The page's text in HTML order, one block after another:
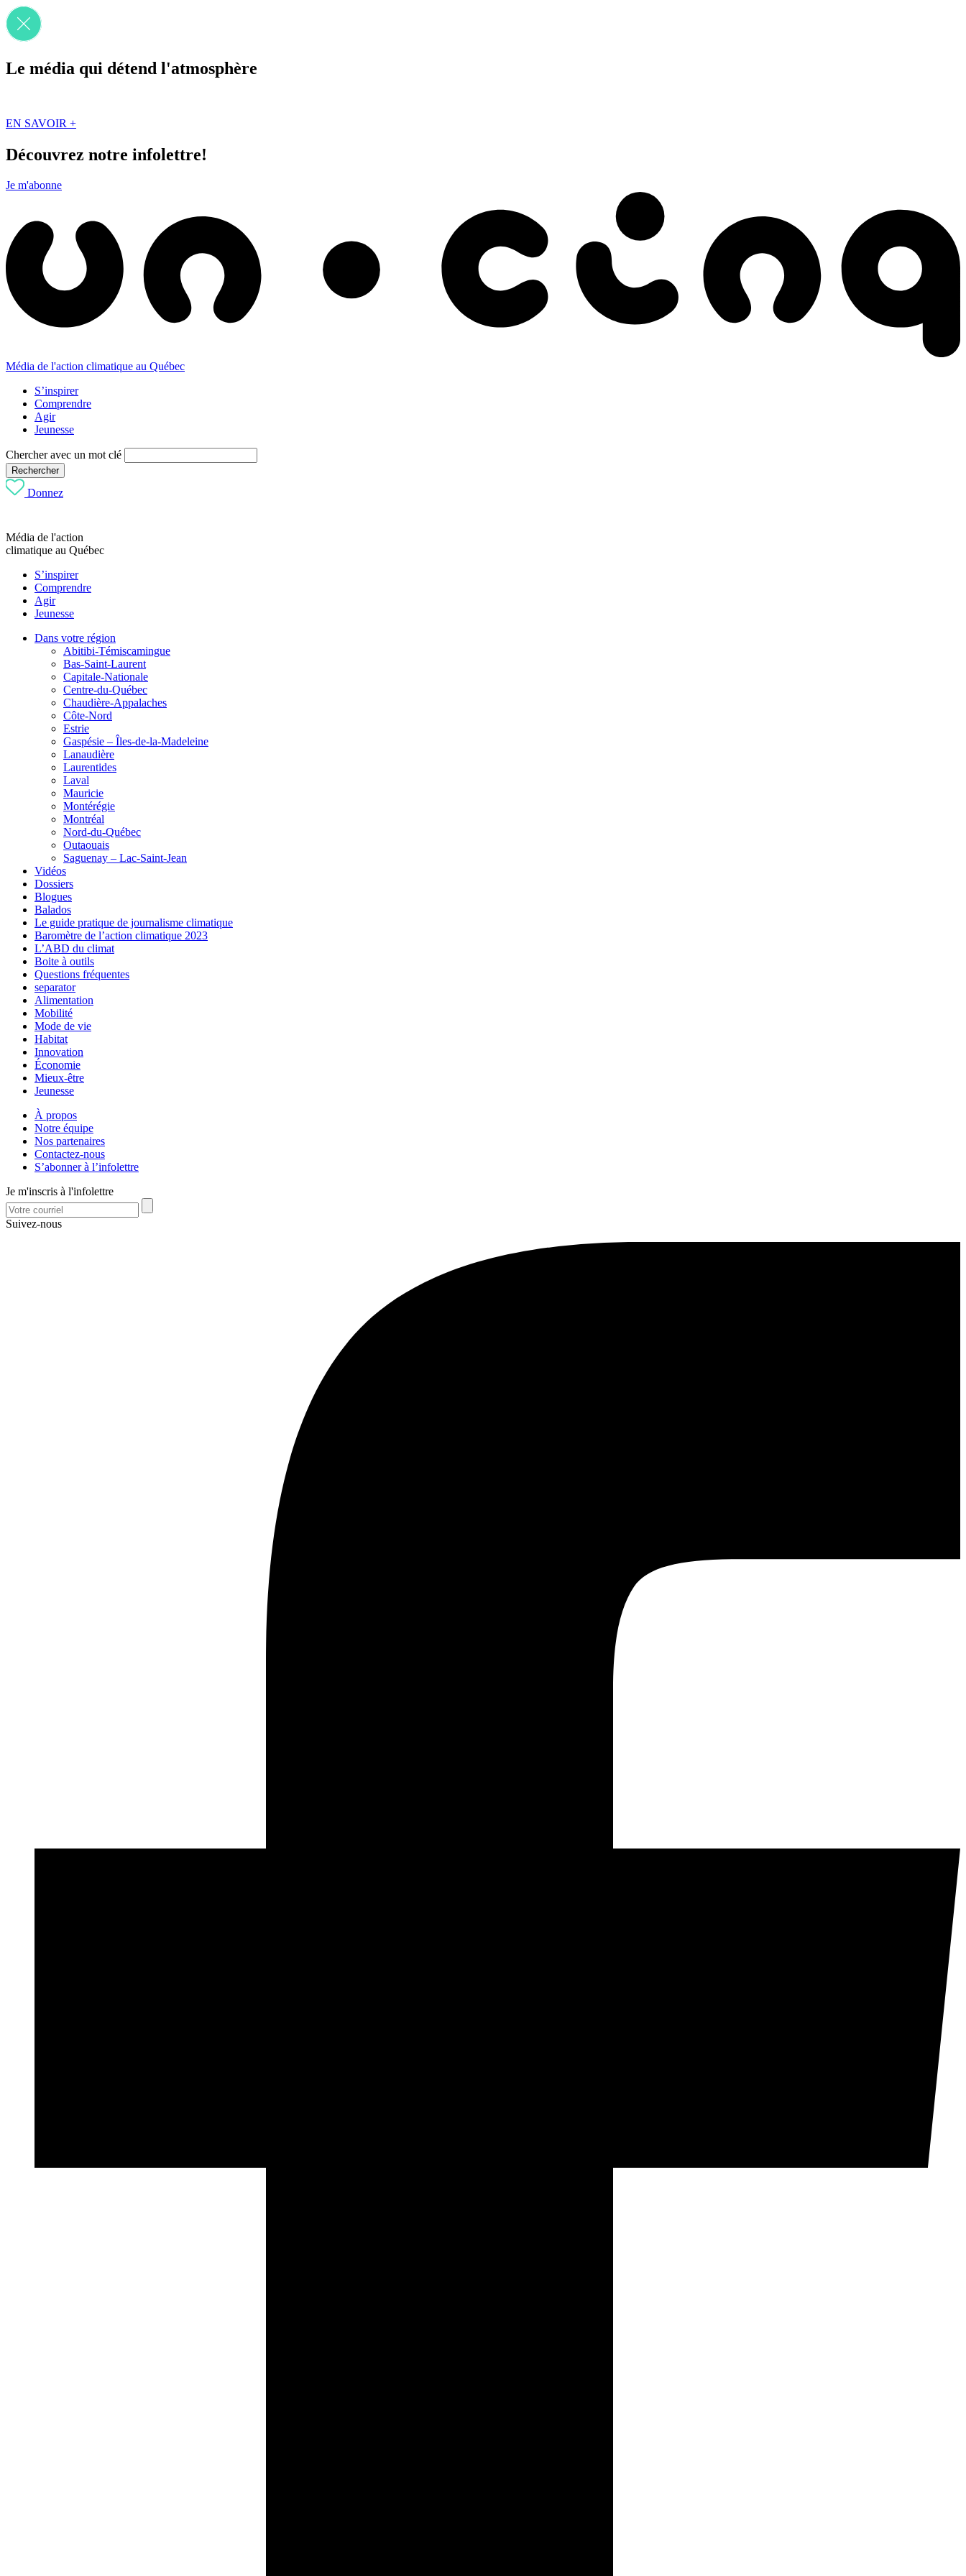
Le média qui détend l'atmosphère
EN SAVOIR +
Découvrez notre infolettre!
Je m'abonne
Média de l'action climatique au Québec
S’inspirer
Comprendre
Agir
Jeunesse
Chercher avec un mot clé
Rechercher
Donnez
Média de l'action
climatique au Québec
S’inspirer
Comprendre
Agir
Jeunesse
Dans votre région
Abitibi-Témiscamingue
Bas-Saint-Laurent
Capitale-Nationale
Centre-du-Québec
Chaudière-Appalaches
Côte-Nord
Estrie
Gaspésie – Îles-de-la-Madeleine
Lanaudière
Laurentides
Laval
Mauricie
Montérégie
Montréal
Nord-du-Québec
Outaouais
Saguenay – Lac-Saint-Jean
Vidéos
Dossiers
Blogues
Balados
Le guide pratique de journalisme climatique
Baromètre de l’action climatique 2023
L’ABD du climat
Boite à outils
Questions fréquentes
separator
Alimentation
Mobilité
Mode de vie
Habitat
Innovation
Économie
Mieux-être
Jeunesse
À propos
Notre équipe
Nos partenaires
Contactez-nous
S’abonner à l’infolettre
Je m'inscris à l'infolettre
Suivez-nous